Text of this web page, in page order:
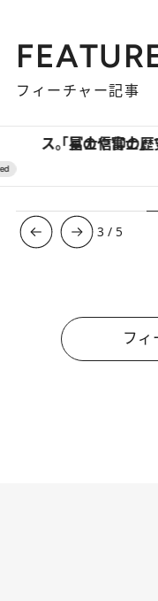
フィーチャー記事
3 / 5
フィ